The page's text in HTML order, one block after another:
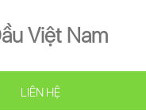
Việt Nam
LIÊN HỆ